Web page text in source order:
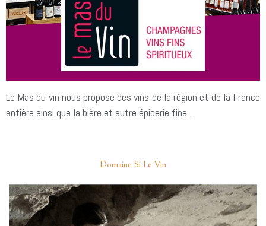
Le Mas du vin nous propose des vins de la région et de la France
entière ainsi que la bière et autre épicerie fine…
Domaine Si Le Vin